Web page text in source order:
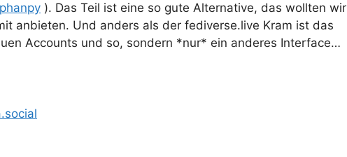
). Das Teil ist eine so gute Alternative, das wollten wir
anbieten. Und anders als der fediverse.live Kram ist das
Accounts und so, sondern *nur* ein anderes Interface…